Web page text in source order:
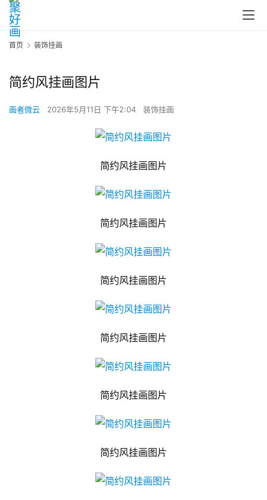
首页 装饰挂画
简约风挂画图片
画者微云 2026年5月11日 下午2:04 装饰挂画
简约风挂画图片
简约风挂画图片
简约风挂画图片
简约风挂画图片
简约风挂画图片
简约风挂画图片